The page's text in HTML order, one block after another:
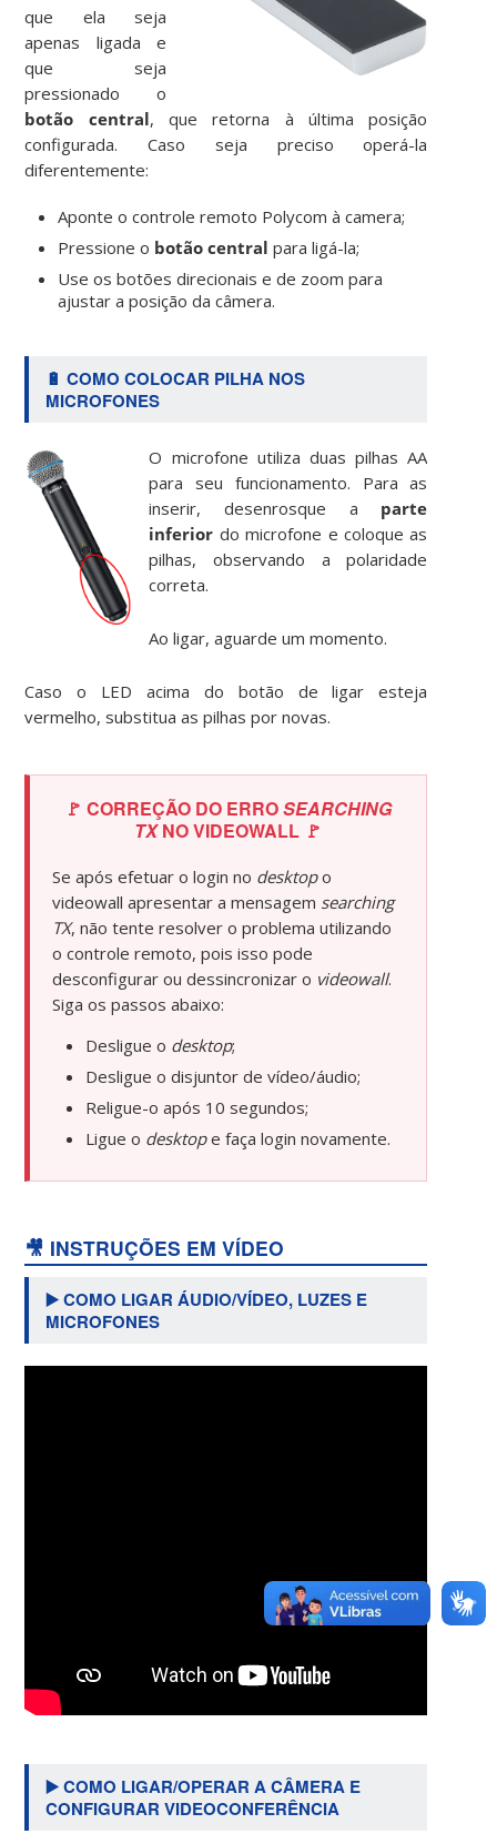
que ela seja
apenas ligada e
que seja
pressionado o
botão central, que retorna à última posição
configurada. Caso seja preciso operá-la
diferentemente:
Aponte o controle remoto Polycom à camera;
Pressione o botão central para ligá-la;
Use os botões direcionais e de zoom para
ajustar a posição da câmera.
🔋 COMO COLOCAR PILHA NOS
MICROFONES
O microfone utiliza duas pilhas AA
para seu funcionamento. Para as
inserir, desenrosque a parte
inferior do microfone e coloque as
pilhas, observando a polaridade
correta.
Ao ligar, aguarde um momento.
Caso o LED acima do botão de ligar esteja
vermelho, substitua as pilhas por novas.
🚩 CORREÇÃO DO ERROSEARCHING
TXNO VIDEOWALL 🚩
Se após efetuar o login no desktopo
videowall apresentar a mensagem searching
TX, não tente resolver o problema utilizando
o controle remoto, pois isso pode
desconfigurar ou dessincronizar o videowall.
Siga os passos abaixo:
Desligue o desktop;
Desligue o disjuntor de vídeo/áudio;
Religue-o após 10 segundos;
Ligue o desktope faça login novamente.
🎥 INSTRUÇÕES EM VÍDEO
▶️ COMO LIGAR ÁUDIO/VÍDEO, LUZES E
MICROFONES
▶️ COMO LIGAR/OPERAR A CÂMERA E
CONFIGURAR VIDEOCONFERÊNCIA